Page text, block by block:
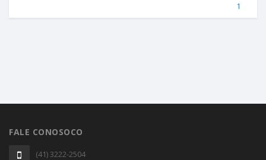
1
FALE CONOSOCO
(41) 3222-2504